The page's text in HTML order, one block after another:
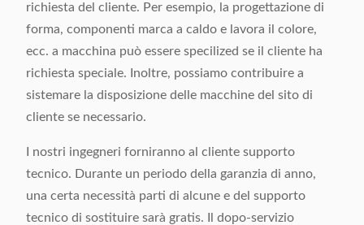
richiesta del cliente. Per esempio, la progettazione di
forma, componenti marca a caldo e lavora il colore,
ecc. a macchina può essere specilized se il cliente ha
richiesta speciale. Inoltre, possiamo contribuire a
sistemare la disposizione delle macchine del sito di
cliente se necessario.
I nostri ingegneri forniranno al cliente supporto
tecnico. Durante un periodo della garanzia di anno,
una certa necessità parti di alcune e del supporto
tecnico di sostituire sarà gratis. Il dopo-servizio